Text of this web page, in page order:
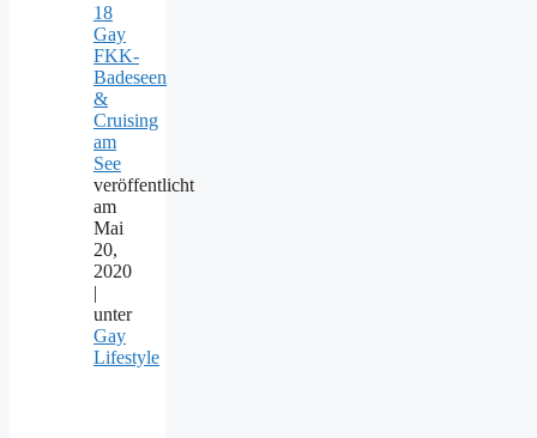
18
Gay
FKK-
Badeseen
&
Cruising
am
See
veröffentlicht
am
Mai
20,
2020
|
unter
Gay
Lifestyle